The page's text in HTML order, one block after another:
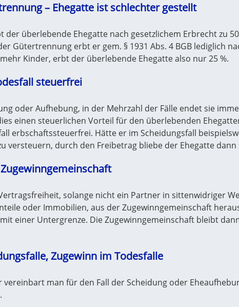
– Ehegatte ist schlechter gestellt
überlebende Ehegatte nach gesetzlichem Erbrecht zu 50
Gütertrennung erbt er gem. § 1931 Abs. 4 BGB lediglich
Kinder, erbt der überlebende Ehegatte also nur 25 %.
steuerfrei
oder Aufhebung, in der Mehrzahl der Fälle endet sie
einen steuerlichen Vorteil für den überlebenden
erbschaftssteuerfrei. Hätte er im Scheidungsfall
versteuern, durch den Freibetrag bliebe der Ehegatte
solange nicht ein Partner in sittenwidriger
oder Immobilien, aus der Zugewinngemeinschaft
einer Untergrenze. Die Zugewinngemeinschaft bleibt
Zugewinn im Todesfalle
vereinbart man für den Fall der Scheidung oder